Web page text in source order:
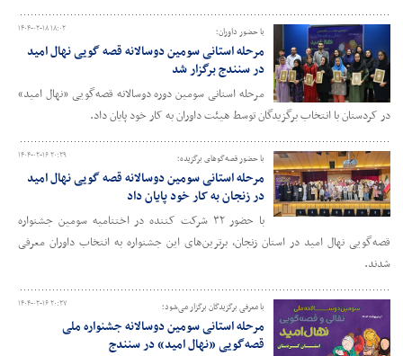
۱۴۰۴-۰۲-۱۸ ۱۸:۰۲ با حضور داوران؛
مرحله استانی سومین دوسالانه قصه گویی نهال امید
در سنندج برگزار شد
مرحله استانی سومین دوره دوسالانه قصه‌گویی «نهال امید»
در کردستان با انتخاب برگزیدگان توسط هیئت داوران به کار خود پایان داد.
۱۴۰۴-۰۲-۱۶ ۲۰:۲۹ با حضور قصه‌گوهای برگزیده؛
مرحله استانی سومین دوسالانه قصه گویی نهال امید
در زنجان به کار خود پایان داد
با حضور ۳۲ شرکت کننده در اختتامیه سومین جشنواره
قصه‌گویی نهال امید در استان زنجان، برترین‌های این جشنواره به انتخاب داوران معرفی
شدند.
۱۴۰۴-۰۲-۱۶ ۲۰:۲۷ با معرفی برگزیدگان برگزار می‌شود؛
مرحله استانی سومین دوسالانه جشنواره ملی
قصه‌گویی «نهال امید» در سنندج